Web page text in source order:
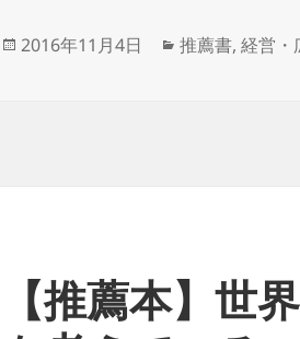
投
2016年11月4日
カ
推薦書,経営・
【推薦本】世